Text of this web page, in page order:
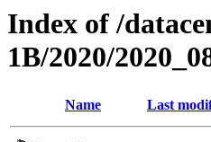
Index of /
1B/2020/
Name Last